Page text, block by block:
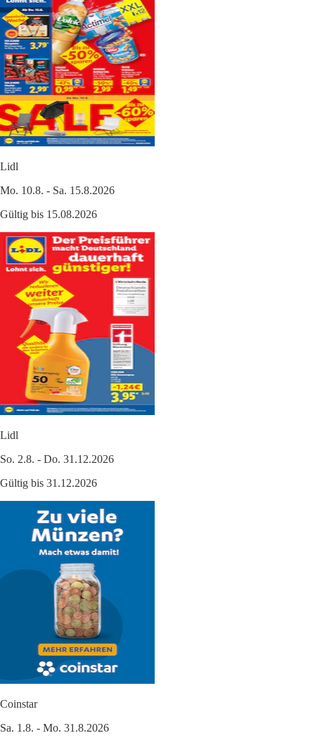
Lidl
Mo. 10.8. - Sa. 15.8.2026
Gültig bis 15.08.2026
Lidl
So. 2.8. - Do. 31.12.2026
Gültig bis 31.12.2026
Coinstar
Sa. 1.8. - Mo. 31.8.2026